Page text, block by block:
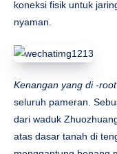
koneksi fisik untuk
nyaman.
Kenangan yang di -root
seluruh pameran.
dari waduk
atas dasar tanah di